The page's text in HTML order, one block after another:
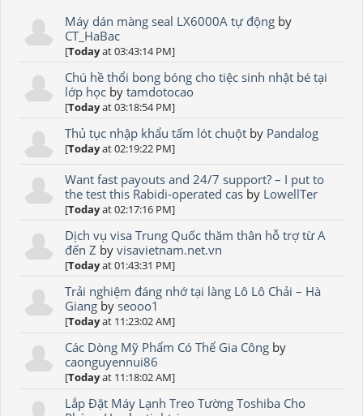
Máy dán màng seal LX6000A tự động by
CT_HaBac
[Todayat 03:43:14 PM]
Chú hề thổi bong bóng cho tiệc sinh nhật bé tại
lớp học bytamdotocao
[Todayat 03:18:54 PM]
Thủ tục nhập khẩu tấm lót chuột by Pandalog
[Todayat 02:19:22 PM]
Want fast payouts and 24/7 support? – I put to
the test this Rabidi-operated cas by LowellTer
[Todayat 02:17:16 PM]
Dịch vụ visa Trung Quốc thăm thân hỗ trợ từ A
đến Z byvisavietnam.net.vn
[Todayat 01:43:31 PM]
Trải nghiệm đáng nhớ tại làng Lô Lô Chải – Hà
Giang byseooo1
[Todayat 11:23:02 AM]
Các Dòng Mỹ Phẩm Có Thể Gia Công by
caonguyennui86
[Todayat 11:18:02 AM]
Lắp Đặt Máy Lạnh Treo Tường Toshiba Cho